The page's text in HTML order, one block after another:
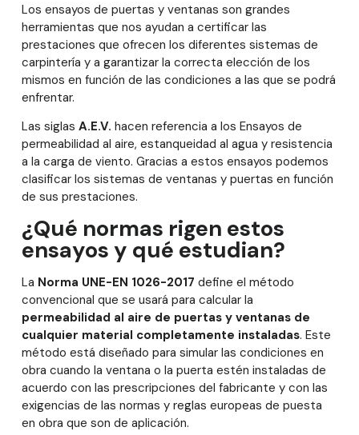
Los ensayos de puertas y ventanas son grandes
herramientas que nos ayudan a certificar las
prestaciones que ofrecen los diferentes sistemas de
carpintería y a garantizar la correcta elección de los
mismos en función de las condiciones a las que se podrá
enfrentar.
Las siglas A.E.V. hacen referencia a los Ensayos de
permeabilidad al aire, estanqueidad al agua y resistencia
a la carga de viento. Gracias a estos ensayos podemos
clasificar los sistemas de ventanas y puertas en función
de sus prestaciones.
¿Qué normas rigen estos
ensayos y qué estudian?
La Norma UNE-EN 1026-2017 define el método
convencional que se usará para calcular la
permeabilidad al aire de puertas y ventanas de
cualquier material completamente instaladas. Este
método está diseñado para simular las condiciones en
obra cuando la ventana o la puerta estén instaladas de
acuerdo con las prescripciones del fabricante y con las
exigencias de las normas y reglas europeas de puesta
en obra que son de aplicación.